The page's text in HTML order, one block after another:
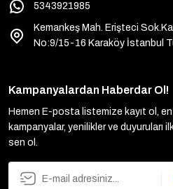
5343921985
Kemankeş Mah. Erişteci
No:9/15-16 Karaköy İstanbul
Kampanyalardan Haberdar Ol!
Hemen E-posta listemize kayıt ol,
kampanyalar, yenilikler ve duyuruları
sen ol.